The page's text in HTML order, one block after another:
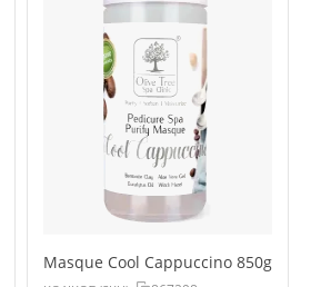
Masque Cool Cappuccino 850g